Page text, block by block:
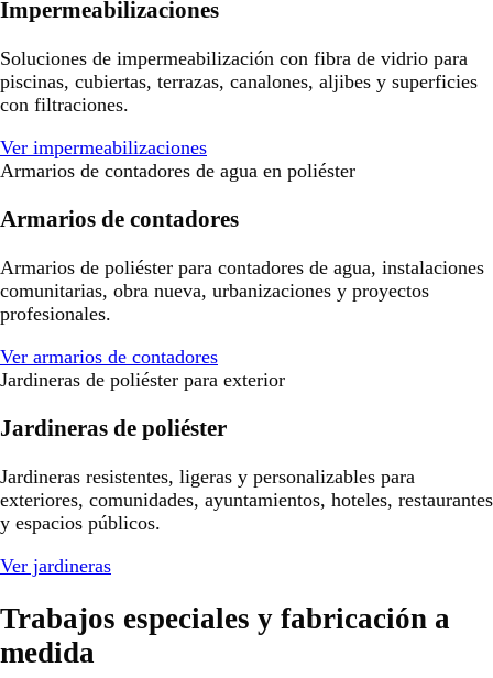
Impermeabilizaciones
Soluciones de impermeabilización con fibra de vidrio para
piscinas, cubiertas, terrazas, canalones, aljibes y superficies
con filtraciones.
Ver impermeabilizaciones
Armarios de contadores de agua en poliéster
Armarios de contadores
Armarios de poliéster para contadores de agua, instalaciones
comunitarias, obra nueva, urbanizaciones y proyectos
profesionales.
Ver armarios de contadores
Jardineras de poliéster para exterior
Jardineras de poliéster
Jardineras resistentes, ligeras y personalizables para
exteriores, comunidades, ayuntamientos, hoteles, restaurantes
y espacios públicos.
Ver jardineras
Trabajos especiales y fabricación a
medida